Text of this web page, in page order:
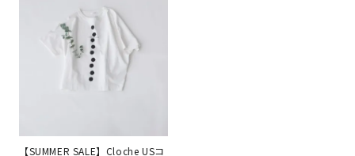
【SUMMER SALE】Cloche USコ